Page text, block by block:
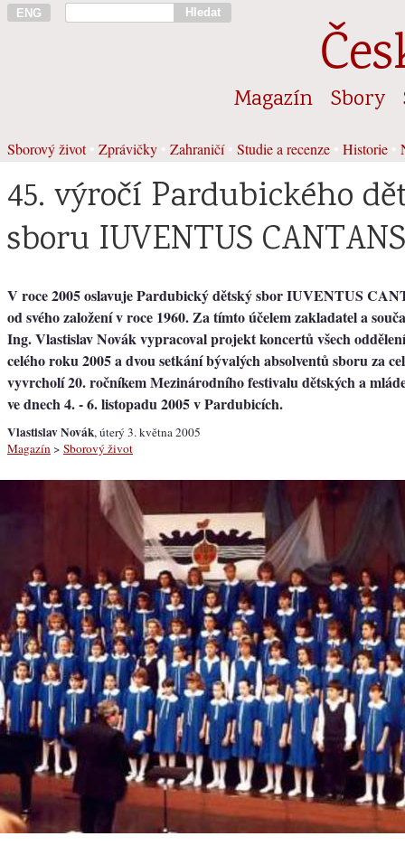
ENG Hledat
Magazín Sbory
Sborový život• Zprávičky Zahraničí• Studie a recenze Historie
45. výročí Pardubického
sboru IUVENTUS CANTANS
V roce 2005 oslavuje Pardubický dětský sbor IUVENTUS
od svého založení v roce 1960. Za tímto účelem zakladatel a
Ing. Vlastislav Novák vypracoval projekt koncertů všech
celého roku 2005 a dvou setkání bývalých absolventů sboru za
vyvrcholí 20. ročníkem Mezinárodního festivalu dětských a
ve dnech 4. - 6. listopadu 2005 v Pardubicích.
Vlastislav Novák, úterý 3. května 2005
Magazín > Sborový život